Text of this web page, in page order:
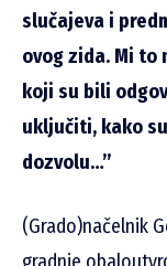
slučajeva i
ovog zida. Mi to
koji su bili
uključiti, kako
dozvolu…”
(Grado)načelnik